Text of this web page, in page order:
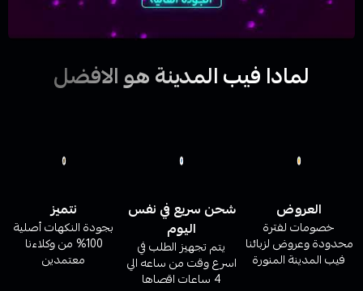
لمادا فيب المدينة هو الافضل
العروض
خصومات لفترة
محدودة وعروض لزبائنا
فيب المدينة المنورة
شحن سريع في نفس
اليوم
يتم تجهيز الطلب في
اسرع وقت من ساعه الي
4 ساعات اقصاها
نتميز
بجودة النكهات أصلية
100% من وكلاءنا
معتمدين